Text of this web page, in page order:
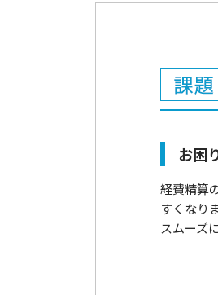
お困
経費精算
すくなり
スムーズ